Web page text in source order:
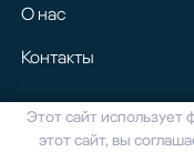
О нас
Контакты
© 2024
Этот сайт использует
этот сайт, вы